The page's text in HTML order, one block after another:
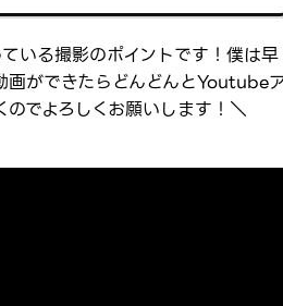
いる撮影のポイントです！僕は早
画ができたらどんどんとYoutube
でよろしくお願いします！＼